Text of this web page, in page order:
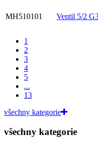
MH510101 Ventil 5/2
1
2
3
4
5
...
13
všechny kategorie
všechny kategorie